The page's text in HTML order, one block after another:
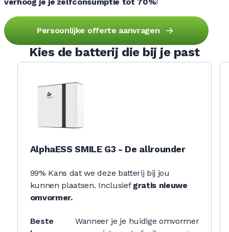
Persoonlijke offerte aanvragen
Kies de batterij die bij je past
AlphaESS SMILE G3 - De allrounder
99% Kans dat we deze batterij bij jou
kunnen plaatsen. Inclusief gratis nieuwe
omvormer.
Beste
Wanneer je je huidige omvormer